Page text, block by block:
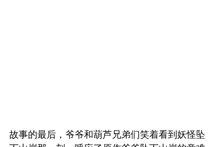
故事的最后，爷爷和葫芦兄弟们笑着看到妖怪坠